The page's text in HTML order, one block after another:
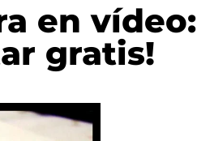
en vídeo:
gratis!